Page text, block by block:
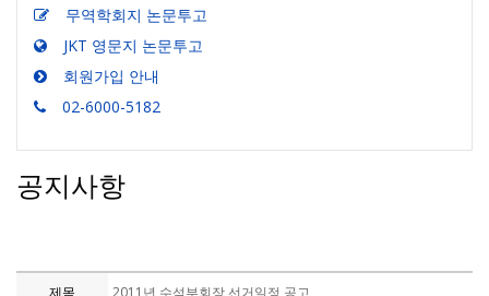
무역학회지 논문투고
JKT 영문지 논문투고
회원가입 안내
02-6000-5182
공지사항
제목 2011년 수석부회장 선거일정 공고